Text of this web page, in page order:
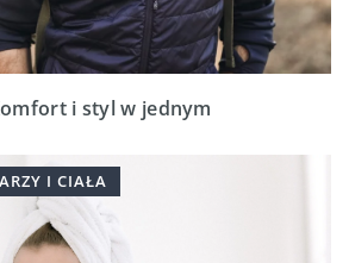
i styl w jednym
I CIAŁA